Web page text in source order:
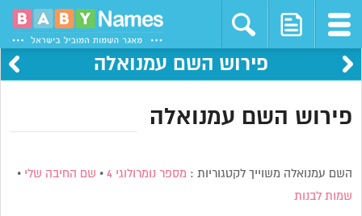
פירוש השם עמנואלה
פירוש השם עמנואלה
השם עמנואלה משוייך לקטגוריות : מספר נומרולוגי 4 • שם החיבה שלי •
שמות לבנות